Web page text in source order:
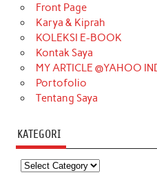
Front Page
Karya & Kiprah
KOLEKSI E-BOOK
Kontak Saya
MY ARTICLE @YAHOO
Portofolio
Tentang Saya
KATEGORI
Kategori